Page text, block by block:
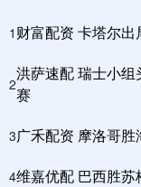
1 财富配资 卡塔尔
2
洪萨速配 瑞士小
赛
3广禾配资 摩洛哥
4维嘉优配 巴西胜